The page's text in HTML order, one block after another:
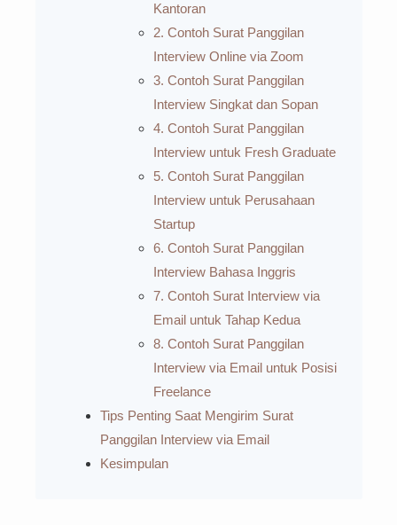
Kantoran
2. Contoh Surat Panggilan
Interview Online via Zoom
3. Contoh Surat Panggilan
Interview Singkat dan Sopan
4. Contoh Surat Panggilan
Interview untuk Fresh Graduate
5. Contoh Surat Panggilan
Interview untuk Perusahaan
Startup
6. Contoh Surat Panggilan
Interview Bahasa Inggris
7. Contoh Surat Interview via
Email untuk Tahap Kedua
8. Contoh Surat Panggilan
Interview via Email untuk Posisi
Freelance
Tips Penting Saat Mengirim Surat
Panggilan Interview via Email
Kesimpulan